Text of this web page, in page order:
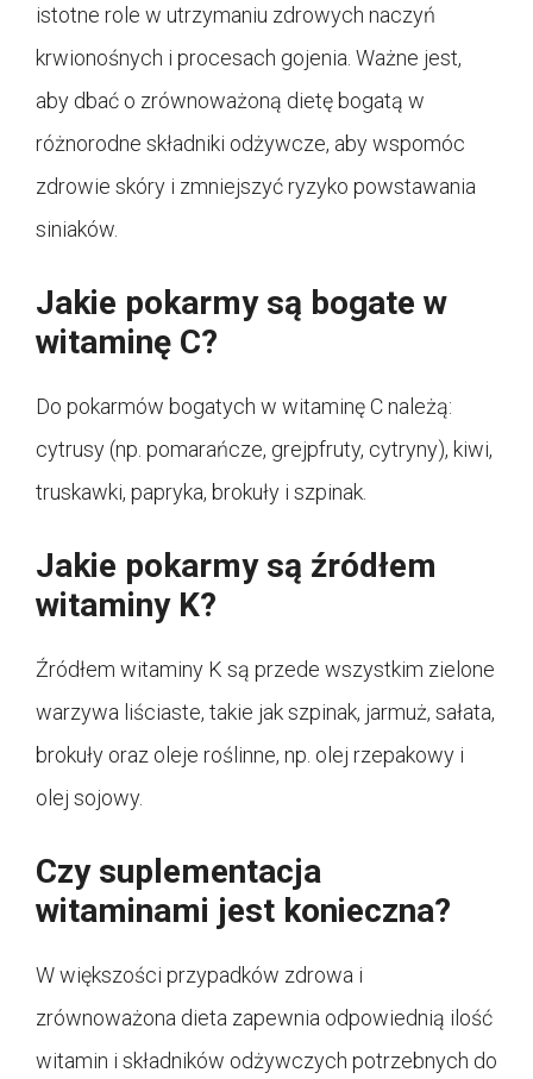
istotne role w utrzymaniu zdrowych naczyń
krwionośnych i procesach gojenia. Ważne jest,
aby dbać o zrównoważoną dietę bogatą w
różnorodne składniki odżywcze, aby wspomóc
zdrowie skóry i zmniejszyć ryzyko powstawania
siniaków.
Jakie pokarmy są bogate w
witaminę C?
Do pokarmów bogatych w witaminę C należą:
cytrusy (np. pomarańcze, grejpfruty, cytryny), kiwi,
truskawki, papryka, brokuły i szpinak.
Jakie pokarmy są źródłem
witaminy K?
Źródłem witaminy K są przede wszystkim zielone
warzywa liściaste, takie jak szpinak, jarmuż, sałata,
brokuły oraz oleje roślinne, np. olej rzepakowy i
olej sojowy.
Czy suplementacja
witaminami jest konieczna?
W większości przypadków zdrowa i
zrównoważona dieta zapewnia odpowiednią ilość
witamin i składników odżywczych potrzebnych do